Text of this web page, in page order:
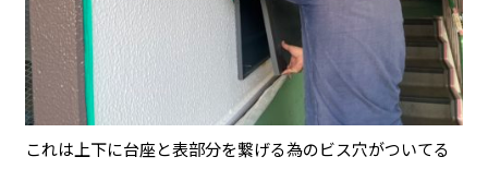
これは上下に台座と表部分を繋げる為のビス穴がついてる